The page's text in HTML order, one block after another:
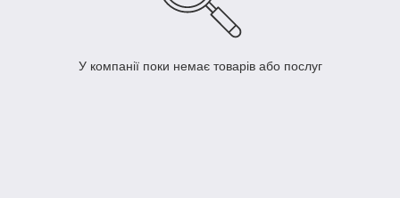
совершения поворота, а в это время они поднимают авто со
стороны крена. Благодаря этому обеспечивается
оптимально возможное сцепление с дорогой.
У компанії поки немає товарів або послуг